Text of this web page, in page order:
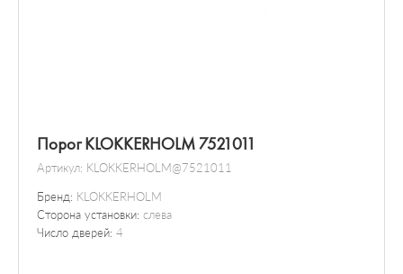
Порог KLOKKERHOLM 7521011
Артикул: KLOKKERHOLM@7521011
Бренд: KLOKKERHOLM
Сторона установки: слева
Число дверей: 4